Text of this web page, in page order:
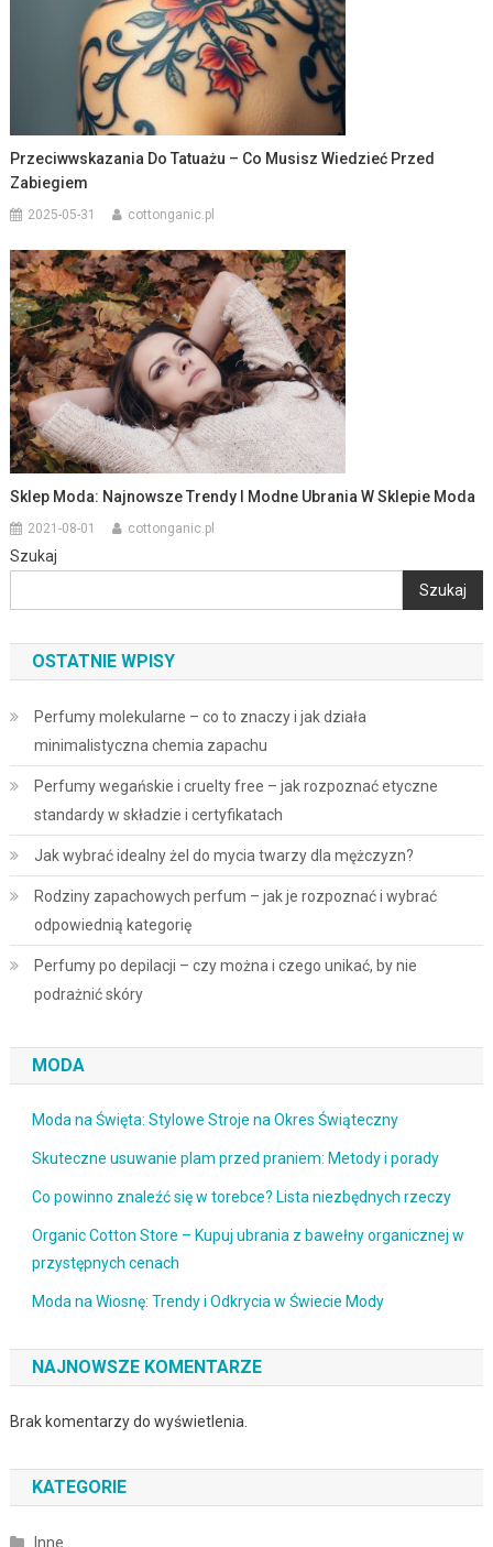
Przeciwwskazania Do Tatuażu – Co Musisz Wiedzieć Przed
Zabiegiem
2025-05-31 cottonganic.pl
Sklep Moda: Najnowsze Trendy I Modne Ubrania W Sklepie Moda
2021-08-01 cottonganic.pl
Szukaj
Szukaj
OSTATNIE WPISY
Perfumy molekularne – co to znaczy i jak działa
minimalistyczna chemia zapachu
Perfumy wegańskie i cruelty free – jak rozpoznać etyczne
standardy w składzie i certyfikatach
Jak wybrać idealny żel do mycia twarzy dla mężczyzn?
Rodziny zapachowych perfum – jak je rozpoznać i wybrać
odpowiednią kategorię
Perfumy po depilacji – czy można i czego unikać, by nie
podrażnić skóry
MODA
Moda na Święta: Stylowe Stroje na Okres Świąteczny
Skuteczne usuwanie plam przed praniem: Metody i porady
Co powinno znaleźć się w torebce? Lista niezbędnych rzeczy
Organic Cotton Store – Kupuj ubrania z bawełny organicznej w
przystępnych cenach
Moda na Wiosnę: Trendy i Odkrycia w Świecie Mody
NAJNOWSZE KOMENTARZE
Brak komentarzy do wyświetlenia.
KATEGORIE
Inne